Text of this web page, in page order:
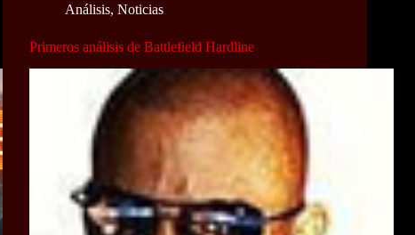
Análisis, Noticias
Primeros análisis de Battlefield Hardline